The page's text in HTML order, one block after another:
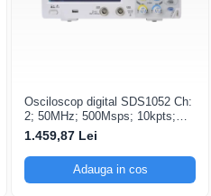
Osciloscop digital SDS1052 Ch:
2; 50MHz; 500Msps; 10kpts;
LCD 7"S; ≤7ns avand
1.459,87 Lei
Adauga in cos